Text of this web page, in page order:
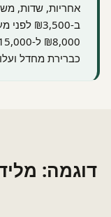
אחריות, שדות,
ב-
כברירת מחדל
דוגמה: